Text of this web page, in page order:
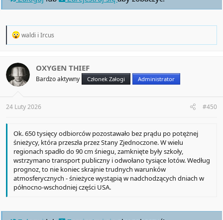
R
t
i
o
s
:
waldi i Ircus
OXYGEN THIEF
Bardzo aktywny Członek Załogi Administrator
24 Luty 2026 #450
Ok. 650 tysięcy odbiorców pozostawało bez prądu po potężnej
śnieżycy, która przeszła przez Stany Zjednoczone. W wielu
regionach spadło do 90 cm śniegu, zamknięte były szkoły,
wstrzymano transport publiczny i odwołano tysiące lotów. Według
prognoz, to nie koniec skrajnie trudnych warunków
atmosferycznych - śnieżyce wystąpią w nadchodzących dniach w
północno-wschodniej części USA.